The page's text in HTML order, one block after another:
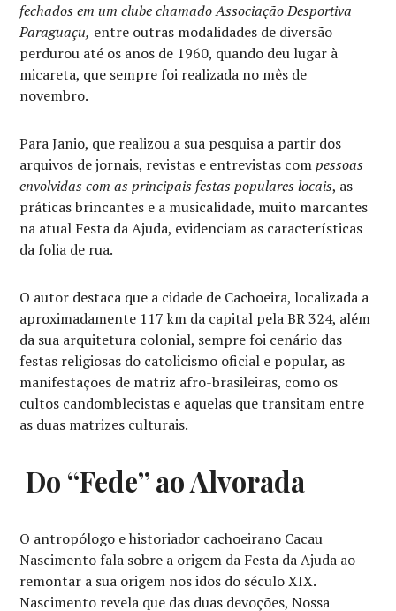
fechados em um clube chamado Associação Desportiva
Paraguaçu, entre outras modalidades de diversão
perdurou até os anos de 1960, quando deu lugar à
micareta, que sempre foi realizada no mês de
novembro.
Para Janio, que realizou a sua pesquisa a partir dos
arquivos de jornais, revistas e entrevistas compessoas
envolvidas com as principais festas populares locais, as
práticas brincantes e a musicalidade, muito marcantes
na atual Festa da Ajuda, evidenciam as características
da folia de rua.
O autor destaca que a cidade de Cachoeira, localizada a
aproximadamente 117 km da capital pela BR 324, além
da sua arquitetura colonial, sempre foi cenário das
festas religiosas do catolicismo oficial e popular, as
manifestações de matriz afro-brasileiras, como os
cultos candomblecistas e aquelas que transitam entre
as duas matrizes culturais.
Do “Fede” ao Alvorada
O antropólogo e historiador cachoeirano Cacau
Nascimento fala sobre a origem da Festa da Ajuda ao
remontar a sua origem nos idos do século XIX.
Nascimento revela que das duas devoções, Nossa